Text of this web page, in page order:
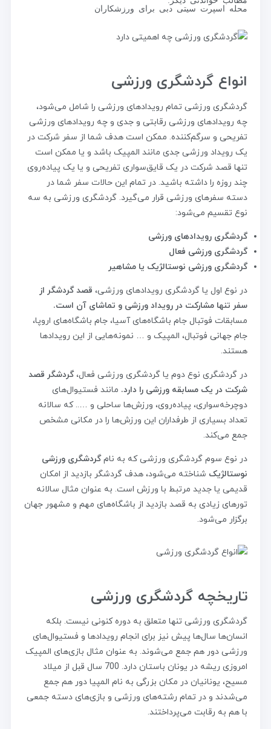
محله اسپرت سیتی دبی برای ورزشکاران
انواع گردشگری ورزشی
گردشگری ورزشی تمام رویدادهای ورزشی را شامل می‌شود،
چه رویدادهای ورزشی رقابتی و جدی و چه رویدادهای ورزشی
تفریحی و سرگم‌کننده. ممکن است هدف شما از سفر شرکت در
یک رویداد ورزشی جدی مانند المپیک باشد و یا ممکن است
تنها قصد شرکت در یک قایق‌سواری تفریحی و یا یک پیاده‌روی
چند روزه را داشته باشید. در تمام این حالات سفر شما در
دسته سفرهای ورزشی قرار می‌گیرد. گردشگری ورزشی به سه
نوع تقسیم می‌شود:
گردشگری رویدادهای ورزشی
گردشگری ورزشی فعال
گردشگری ورزشی نوستالژیک یا مشاهیر
در نوع اول یا گردشگری رویدادهای ورزشی، قصد گردشگر از
سفر تنها مشارکت در رویداد ورزشی و تماشای آن است.
مسابقات فوتبال جام باشگاه‌های آسیا، جام باشگاه‌های اروپا،
جام جهانی فوتبال، المپیک و … نمونه‌هایی از این رویدادها
هستند.
در گردشگری نوع دوم یا گردشگری ورزشی فعال،گردشگر قصد
شرکت در یک مسابقه ورزشی را دارد. مانند فستیوال‌های
دوچرخه‌سواری، پیاده‌روی، ورزش‌ها ساحلی و ….. که سالانه
تعداد بسیاری از طرفداران این ورزش‌ها را در مکانی مشخص
جمع می‌کند.
در نوع سوم گردشگری ورزشی که به نامگردشگری ورزشی
نوستالژیک شناخته می‌شود، هدف گردشگر بازدید از امکان
قدیمی یا جدید مرتبط با ورزش است. به عنوان مثال سالانه
تورهای زیادی به قصد بازدید از باشگاه‌های مهم و مشهور جهان
برگزار می‌شود.
تاریخچه گردشگری ورزشی
گردشگری ورزشی تنها متعلق به دوره کنونی نیست. بلکه
انسان‌ها سال‌ها پیش نیز برای انجام رویدادها و فستیوال‌های
ورزشی دور هم جمع می‌شوند. به عنوان مثال بازی‌های المپیک
امروزی ریشه در یونان باستان دارد. 700 سال قبل از میلاد
مسیح، یونانیان در مکان بزرگی به نام المپیا دور هم جمع
می‌شدند و در تمام رشته‌های ورزشی و بازی‌های دسته جمعی
با هم به رقابت می‌پرداختند.